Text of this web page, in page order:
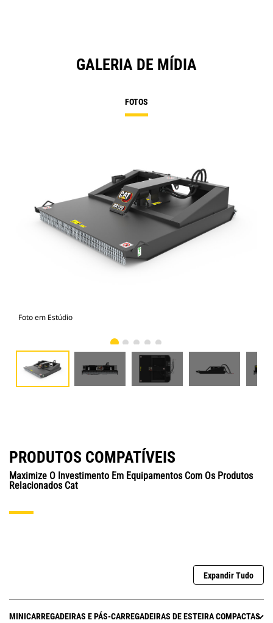
GALERIA DE MÍDIA
FOTOS
Foto em Estúdio
PRODUTOS COMPATÍVEIS
Maximize O Investimento Em Equipamentos Com Os Produtos
Relacionados Cat
Expandir Tudo
MINICARREGADEIRAS E PÁS-CARREGADEIRAS DE ESTEIRA COMPACTAS